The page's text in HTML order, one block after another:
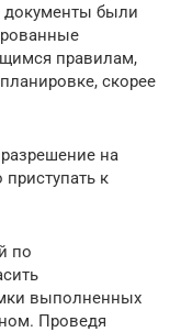
документы были
правилам,
скорее
на
к
по
выполненных
Проведя